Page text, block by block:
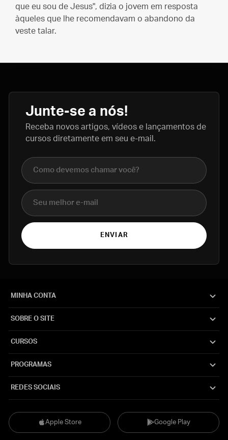
que eu sou de Jesus", dizia o jovem em resposta
àqueles que lhe recomendavam o abandono da
veste talar.
Junte-se a nós!
Receba novos artigos, vídeos e lançamentos de
cursos diretamente em seu e-mail.
Nome completo
E-mail
ENVIAR
Apple Store Google Play
MINHA CONTA
SOBRE O SITE
CURSOS
PROGRAMAS
REDES SOCIAIS